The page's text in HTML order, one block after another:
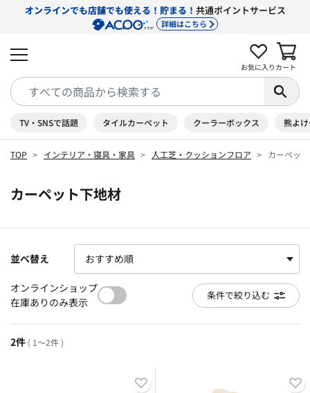
オンラインでも店舗でも使える！貯まる！ 共通ポイントサービス
詳細はこちら
お気に入り カート
TV・SNSで話題 タイルカーペット クーラーボックス 熊よ
TOP インテリア・寝具・家具 人工芝・クッションフロア カーペッ
カーペット下地材
並べ替え
オンラインショップ
在庫ありのみ表示
条件で絞り込む
2件 ( 1～2件 )